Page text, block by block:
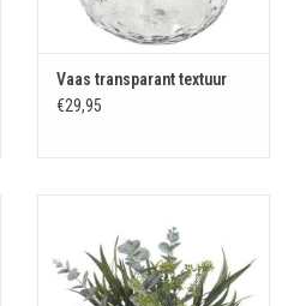
Vaas transparant textuur
€29,95